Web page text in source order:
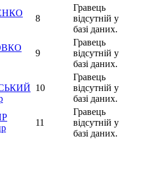
8
Гравець
відсутній у
базі даних.
9
Гравець
відсутній у
базі даних.
10
Гравець
відсутній у
базі даних.
11
Гравець
відсутній у
базі даних.